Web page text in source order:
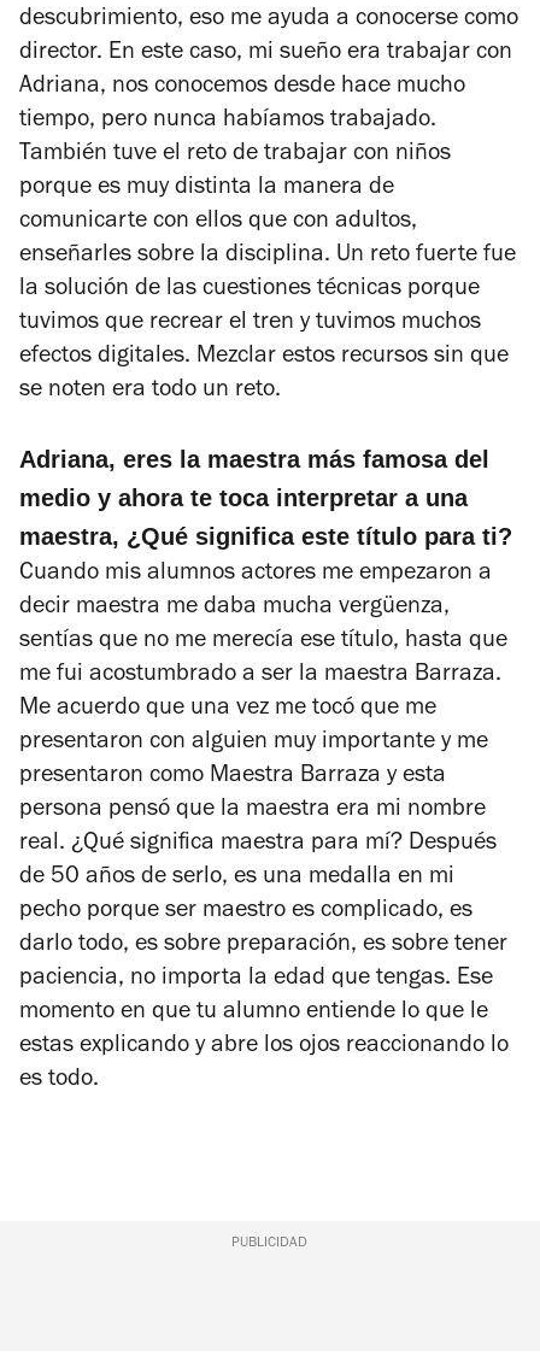
descubrimiento, eso me ayuda a conocerse como
director. En este caso, mi sueño era trabajar con
Adriana, nos conocemos desde hace mucho
tiempo, pero nunca habíamos trabajado.
También tuve el reto de trabajar con niños
porque es muy distinta la manera de
comunicarte con ellos que con adultos,
enseñarles sobre la disciplina. Un reto fuerte fue
la solución de las cuestiones técnicas porque
tuvimos que recrear el tren y tuvimos muchos
efectos digitales. Mezclar estos recursos sin que
se noten era todo un reto.
Adriana, eres la maestra más famosa del
medio y ahora te toca interpretar a una
maestra, ¿Qué significa este título para ti?
Cuando mis alumnos actores me empezaron a
decir maestra me daba mucha vergüenza,
sentías que no me merecía ese título, hasta que
me fui acostumbrado a ser la maestra Barraza.
Me acuerdo que una vez me tocó que me
presentaron con alguien muy importante y me
presentaron como Maestra Barraza y esta
persona pensó que la maestra era mi nombre
real. ¿Qué significa maestra para mí? Después
de 50 años de serlo, es una medalla en mi
pecho porque ser maestro es complicado, es
darlo todo, es sobre preparación, es sobre tener
paciencia, no importa la edad que tengas. Ese
momento en que tu alumno entiende lo que le
estas explicando y abre los ojos reaccionando lo
es todo.
PUBLICIDAD